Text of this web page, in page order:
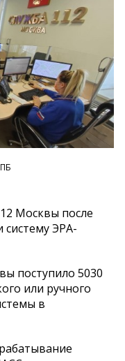
Москвы после
систему ЭРА-
поступило 5030
или ручного
в